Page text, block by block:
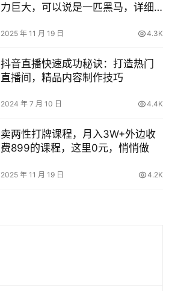
力巨大，可以说是一匹黑马，详细
2025 年 11 月 19 日 4.3K
抖音直播快速成功秘诀：打造热门
直播间，精品内容制作技巧
2024 年 7 月 10 日 4.4K
卖两性打牌课程，月入3W+外边收
费899的课程，这里0元，悄悄做
2025 年 11 月 19 日 4.2K